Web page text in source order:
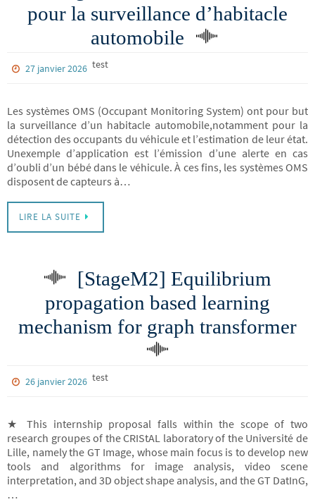
pour la surveillance d’habitacle
automobile
test
27 janvier 2026
Les systèmes OMS (Occupant Monitoring System) ont pour but
la surveillance d’un habitacle automobile,notamment pour la
détection des occupants du véhicule et l’estimation de leur état.
Unexemple d’application est l’émission d’une alerte en cas
d’oubli d’un bébé dans le véhicule. À ces fins, les systèmes OMS
disposent de capteurs à…
LIRE LA SUITE
[StageM2] Equilibrium
propagation based learning
mechanism for graph transformer
test
26 janvier 2026
★ This internship proposal falls within the scope of two
research groupes of the CRIStAL laboratory of the Université de
Lille, namely the GT Image, whose main focus is to develop new
tools and algorithms for image analysis, video scene
interpretation, and 3D object shape analysis, and the GT DatInG,
…